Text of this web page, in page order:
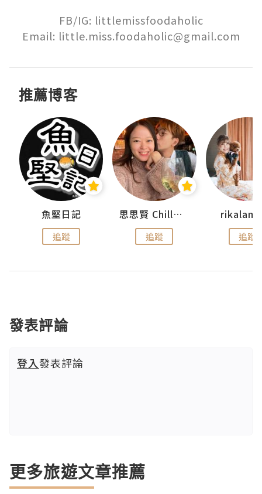
FB/IG: littlemissfoodaholic
Email: little.miss.foodaholic@gmail.com
推薦博客
魚堅日記
追蹤
思思賢 ChillMyBabe
追蹤 追蹤
發表評論
登入發表評論
更多旅遊文章推薦